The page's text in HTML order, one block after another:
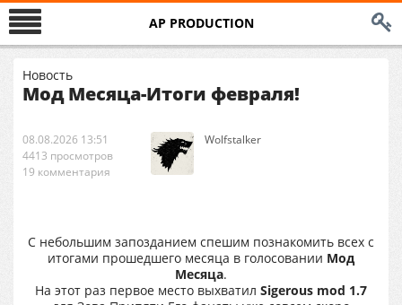
AP PRODUCTION
Новость
Мод Месяца-Итоги февраля!
08.08.2026 13:51
4413 просмотров
19 комментария
Wolfstalker
С небольшим запозданием спешим познакомить всех с
итогами прошедшего месяца в голосовании Мод
Месяца.
На этот раз первое место выхватил Sigerous mod 1.7